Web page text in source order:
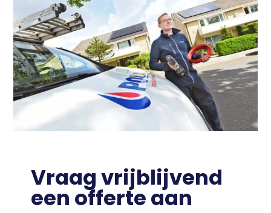
Vraag vrijblijvend
een offerte aan